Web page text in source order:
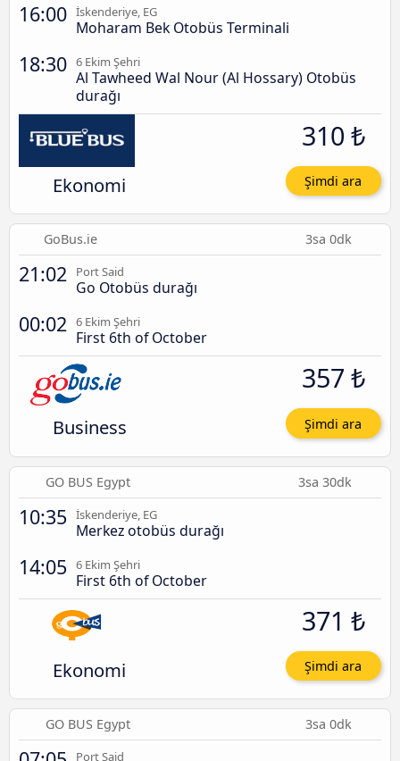
16:00 İskenderiye, EG
Moharam Bek Otobüs Terminali
18:30 6 Ekim Şehri
Al Tawheed Wal Nour (Al Hossary) Otobüs
durağı
Ekonomi
310 ₺
Şimdi ara
GoBus.ie 3sa 0dk
21:02 Port Said
Go Otobüs durağı
00:02 6 Ekim Şehri
First 6th of October
Business
357 ₺
Şimdi ara
GO BUS Egypt 3sa 30dk
10:35 İskenderiye, EG
Merkez otobüs durağı
14:05 6 Ekim Şehri
First 6th of October
Ekonomi
371 ₺
Şimdi ara
GO BUS Egypt 3sa 0dk
Port Said